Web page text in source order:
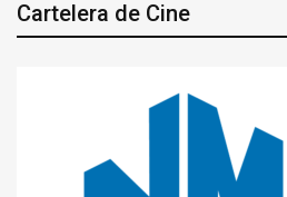
Cartelera de Cine